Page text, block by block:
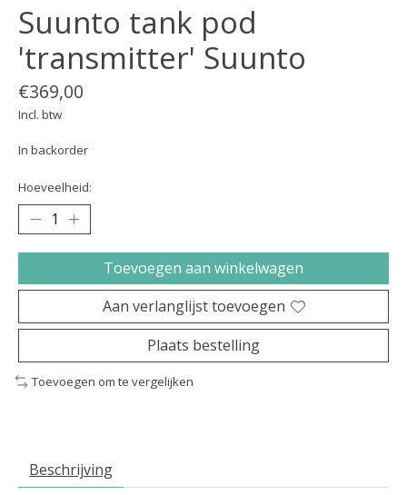
Suunto tank pod
'transmitter' Suunto
€369,00
Incl. btw
In backorder
Hoeveelheid:
Toevoegen aan winkelwagen
Aan verlanglijst toevoegen
Plaats bestelling
Toevoegen om te vergelijken
Beschrijving